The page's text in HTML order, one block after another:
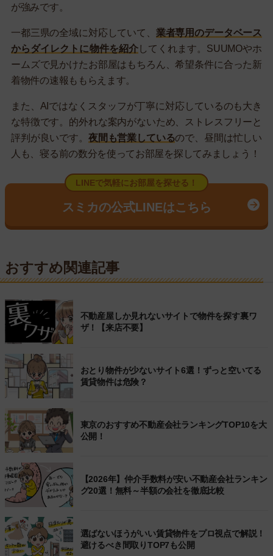
が強みです。
一都三県の全域に対応していて、 業者専用のデータベース
からダイレクトに物件を紹介してくれます。SUUMOやホ
ームズで見かけたお部屋はもちろん、希望条件に合った新
着物件の速報ももらえます。
また、AIではなくスタッフが丁寧に対応しているのも大き
な特徴です。的外れな案内がないため、ストレスフリーと
評判が良いです。 夜間も営業しているので、昼間は忙しい
人も、寝る前の数分を使ってお部屋を探してみましょう！
LINEで気軽にお部屋を探せる！
スミカの公式LINEはこちら
おすすめ関連記事
不動産屋しか見れないサイトで物件を探す裏ワ
ザ！【来店不要】
おとり物件が少ないサイト6選！ずっと空いてる
賃貸物件は危険？
東京のおすすめ不動産会社ランキングTOP10を大
公開！
【2026年】仲介手数料が安い不動産会社ランキン
グ20選！無料～半額の会社を徹底比較
選ばないほうがいい賃貸物件をプロ視点で解説！
避けるべき間取りTOP7も公開